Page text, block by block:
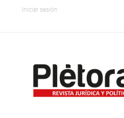
Iniciar sesión